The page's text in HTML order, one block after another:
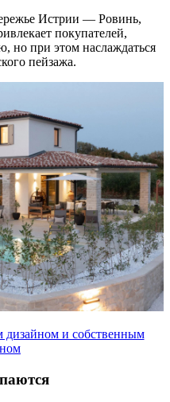
Истрии — Ровинь,
покупателей,
но при этом наслаждаться
пейзажа.
и собственным